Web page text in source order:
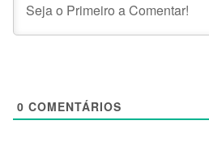
0 COMENTÁRIOS